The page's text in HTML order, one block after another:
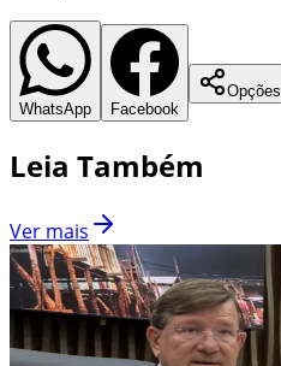
WhatsApp Facebook
Opções
Leia Também
Ver mais